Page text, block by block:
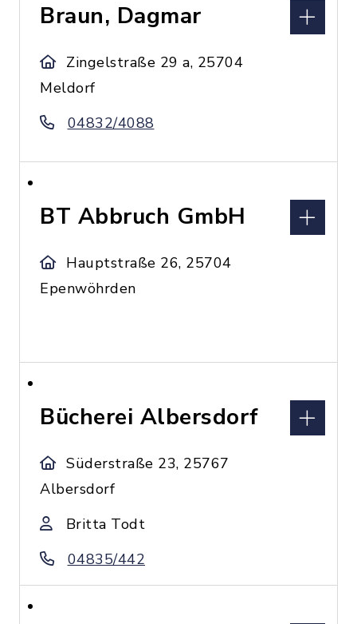
Braun, Dagmar
Zingelstraße 29 a, 25704
Meldorf
04832/4088
BT Abbruch GmbH
Hauptstraße 26, 25704
Epenwöhrden
Bücherei Albersdorf
Süderstraße 23, 25767
Albersdorf
Britta Todt
04835/442